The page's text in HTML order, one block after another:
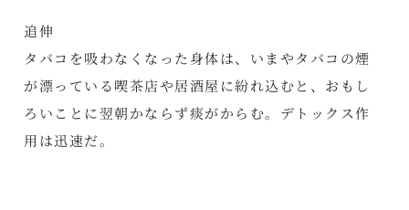
追伸
タバコを吸わなくなった身体は、いまやタバコの煙
が漂っている喫茶店や居酒屋に紛れ込むと、おもし
ろいことに翌朝かならず痰がからむ。デトックス作
用は迅速だ。